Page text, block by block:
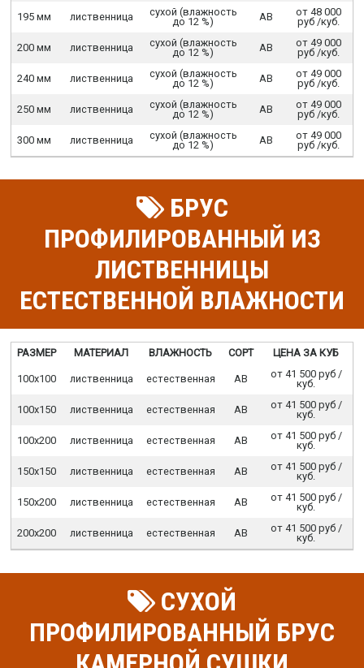
195 мм лиственница
сухой (влажность
до 12 %)
АВ
от 48 000
руб /куб.
200 мм лиственница
сухой (влажность
до 12 %)
АВ
от 49 000
руб /куб.
240 мм лиственница
сухой (влажность
до 12 %)
АВ
от 49 000
руб /куб.
250 мм лиственница
сухой (влажность
до 12 %)
АВ
от 49 000
руб /куб.
300 мм лиственница
сухой (влажность
до 12 %)
АВ
от 49 000
руб /куб.
БРУС
ПРОФИЛИРОВАННЫЙ ИЗ
ЛИСТВЕННИЦЫ
ЕСТЕСТВЕННОЙ ВЛАЖНОСТИ
РАЗМЕР МАТЕРИАЛ ВЛАЖНОСТЬ СОРТ ЦЕНА ЗА КУБ
100х100 лиственница естественная АВ
от 41 500 руб /
куб.
100х150 лиственница естественная АВ
от 41 500 руб /
куб.
100х200 лиственница естественная АВ
от 41 500 руб /
куб.
150х150 лиственница естественная АВ
от 41 500 руб /
куб.
150х200 лиственница естественная АВ
от 41 500 руб /
куб.
200х200 лиственница естественная АВ
от 41 500 руб /
куб.
СУХОЙ
ПРОФИЛИРОВАННЫЙ БРУС